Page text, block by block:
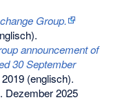
Group.
announcement of
30 September
(englisch).
Dezember 2025